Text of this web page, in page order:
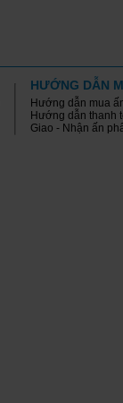
HƯỚNG DẪN
Hướng dẫn mua
Hướng dẫn thanh
Giao - Nhận ấn